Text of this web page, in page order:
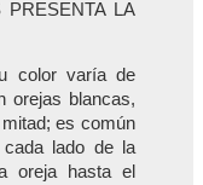
LA
color varía de
orejas blancas,
es común
cada lado de la
oreja hasta el